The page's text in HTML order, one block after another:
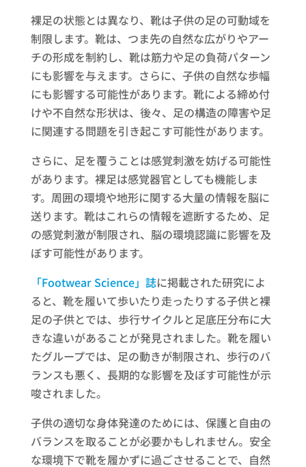
裸足の状態とは異なり、靴は子供の足の可動域を
制限します。靴は、つま先の自然な広がりやアー
チの形成を制約し、靴は筋力や足の負荷パターン
にも影響を与えます。さらに、子供の自然な歩幅
にも影響する可能性があります。靴による締め付
けや不自然な形状は、後々、足の構造の障害や足
に関連する問題を引き起こす可能性があります。
さらに、足を覆うことは感覚刺激を妨げる可能性
があります。裸足は感覚器官としても機能しま
す。周囲の環境や地形に関する大量の情報を脳に
送ります。靴はこれらの情報を遮断するため、足
の感覚刺激が制限され、脳の環境認識に影響を及
ぼす可能性があります。
「Footwear Science」誌に掲載された研究によ
ると、靴を履いて歩いたり走ったりする子供と裸
足の子供とでは、歩行サイクルと足底圧分布に大
きな違いがあることが発見されました。靴を履い
たグループでは、足の動きが制限され、歩行のバ
ランスも悪く、長期的な影響を及ぼす可能性が示
唆されました。
子供の適切な身体発達のためには、保護と自由の
バランスを取ることが必要かもしれません。安全
な環境下で靴を履かずに過ごさせることで、自然